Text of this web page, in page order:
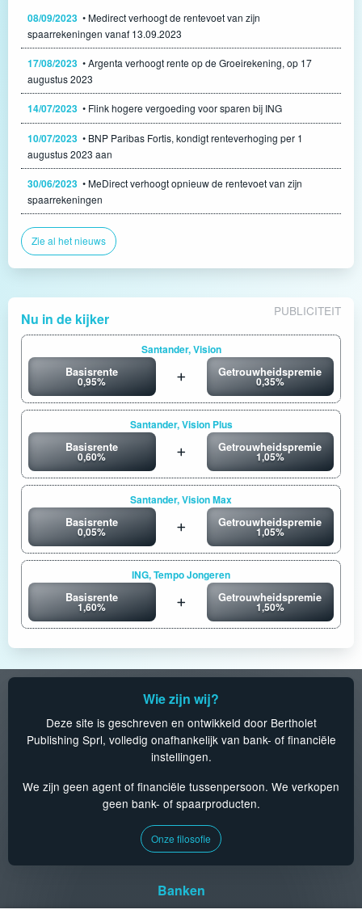
08/09/2023 • Medirect verhoogt de rentevoet van zijn
spaarrekeningen vanaf 13.09.2023
17/08/2023 • Argenta verhoogt rente op de Groeirekening, op 17
augustus 2023
14/07/2023 • Flink hogere vergoeding voor sparen bij ING
10/07/2023 • BNP Paribas Fortis, kondigt renteverhoging per 1
augustus 2023 aan
30/06/2023 • MeDirect verhoogt opnieuw de rentevoet van zijn
spaarrekeningen
Zie al het nieuws
Nu in de kijker PUBLICITEIT
Santander, Vision
Basisrente
0,95%
Getrouwheidspremie
0,35%
Santander, Vision Plus
Basisrente
0,60%
Getrouwheidspremie
1,05%
Santander, Vision Max
Basisrente
0,05%
Getrouwheidspremie
1,05%
ING, Tempo Jongeren
Basisrente
1,60%
Getrouwheidspremie
1,50%
Wie zijn wij?
Deze site is geschreven en ontwikkeld door Bertholet
Publishing Sprl, volledig onafhankelijk van bank- of financiële
instellingen.
We zijn geen agent of financiële tussenpersoon. We verkopen
geen bank- of spaarproducten.
Onze filosofie
Banken